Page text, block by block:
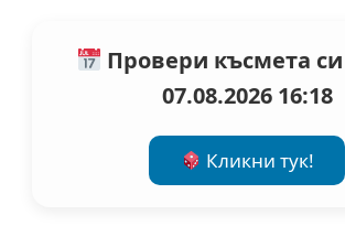
Провери късмета си
07.08.2026 16:18
Кликни тук!